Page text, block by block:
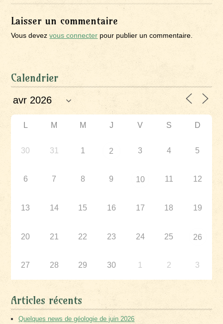
Laisser un commentaire
Vous devezvous connecter pour publier un commentaire.
Calendrier
L M M J V S D
30 31 1 2 3 4 5
6 7 8 9 10 11 12
13 14 15 16 17 18 19
20 21 22 23 24 25 26
27 28 29 30 1 2 3
Articles récents
Quelques news de géologie de juin 2026